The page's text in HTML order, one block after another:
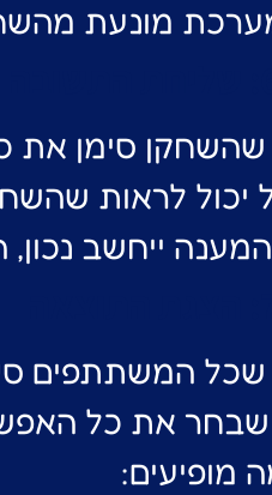
מונעת
סימן את
יכול לראות
ייחשב
המשתתפים
את כל
מופיעים: